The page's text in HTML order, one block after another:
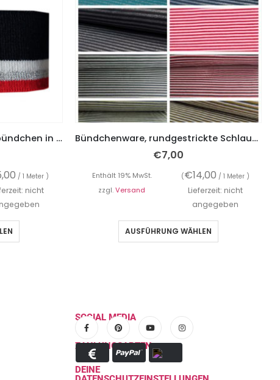
1 Strickbündchen, Collegebündchen in Marine mit Streifen in Rot/Silber/Weiß, 120 x 3,5 cm
/ 1 Meter )
nicht
Bündchenware, rundgestrickte Schlauchware, Ringel, ab 50 cm
€7,00
Enthält 19% MwSt. (€14,00 / 1 Meter )
zzgl.Versand
Lieferzeit: nicht
angegeben
AUSFÜHRUNG WÄHLEN
SOCIAL MEDIA
ZAHLUNGSARTEN
DEINE